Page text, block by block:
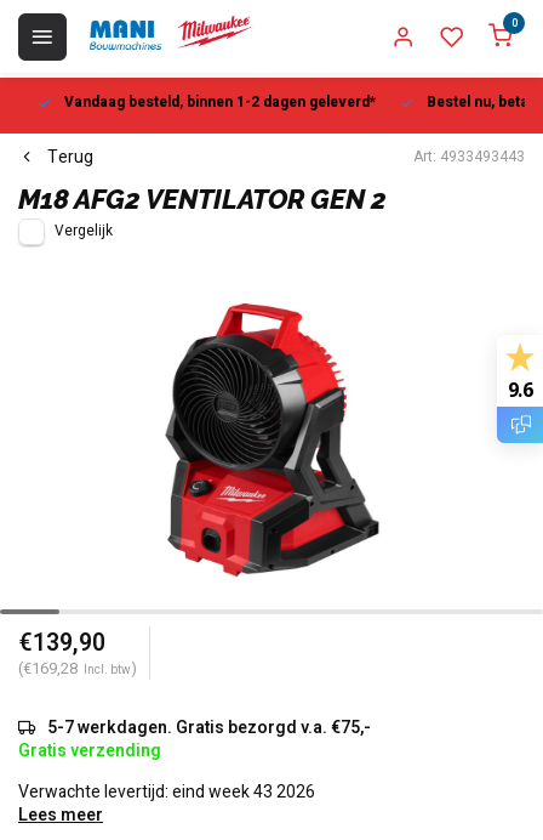
0
Vandaag besteld, binnen 1-2 dagen geleverd* Bestel nu, betaal
Terug Art: 4933493443
M18 AFG2 VENTILATOR GEN 2
Vergelijk
€139,90
(€169,28 Incl. btw)
5-7 werkdagen. Gratis bezorgd v.a. €75,-
Gratis verzending
Verwachte levertijd: eind week 43 2026
Lees meer
9.6